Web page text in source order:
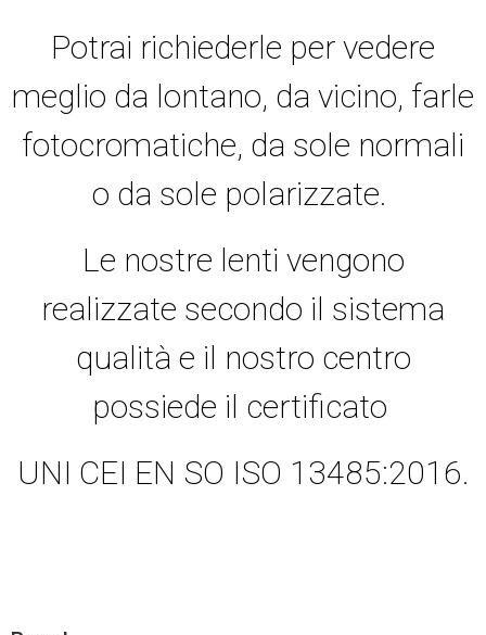
Potrai richiederle per vedere
meglio da lontano, da vicino, farle
fotocromatiche, da sole normali
o da sole polarizzate.
Le nostre lenti vengono
realizzate secondo il sistema
qualità e il nostro centro
possiede il certificato
UNI CEI EN SO ISO 13485:2016.